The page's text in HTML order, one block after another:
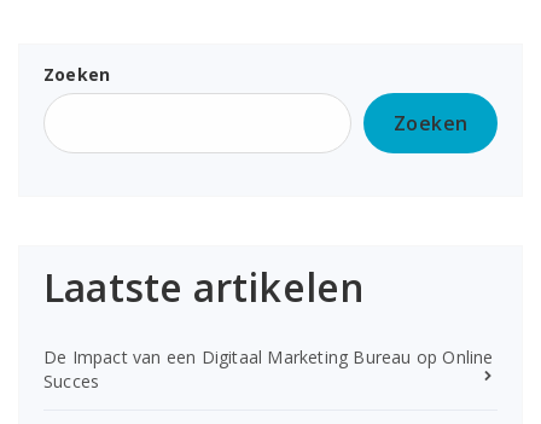
Zoeken
Zoeken
Laatste artikelen
De Impact van een Digitaal Marketing Bureau op Online
Succes